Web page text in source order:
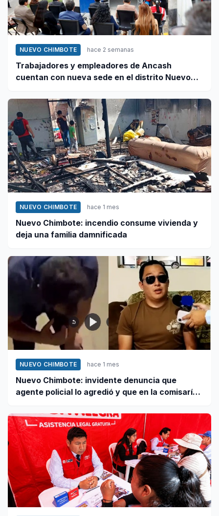
NUEVO CHIMBOTE hace 2 semanas
Trabajadores y empleadores de Ancash
cuentan con nueva sede en el distrito Nuevo
NUEVO CHIMBOTE hace 1 mes
Nuevo Chimbote: incendio consume vivienda y
deja una familia damnificada
NUEVO CHIMBOTE hace 1 mes
Nuevo Chimbote: invidente denuncia que
agente policial lo agredió y que en la comisaría